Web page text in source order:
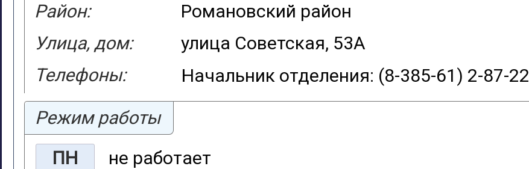
Район:
Романовский район
Улица, дом:
улица Советская, 53А
Телефоны:
Начальник отделения: (8-385-61) 2-87-22
Режим работы
ПН
не работает